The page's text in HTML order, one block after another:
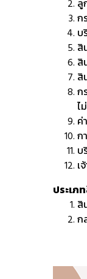
ลู
ก
บ
สิ
สิ
สิ
ก
ไ
ค่
ก
บ
เ
ประเภ
สิ
ก